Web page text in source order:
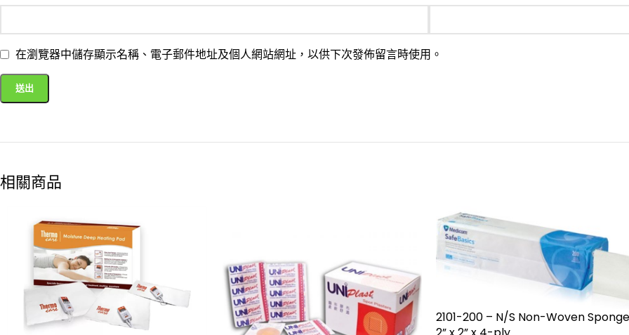
在瀏覽器中儲存顯示名稱、電子郵件地址及個人網站網址，以供下次發佈留言時使用。
相關商品
2101-200 – N/S Non-Woven